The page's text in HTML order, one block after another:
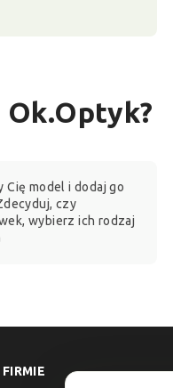
model i dodaj go
czy
wybierz ich rodzaj
FIRMIE